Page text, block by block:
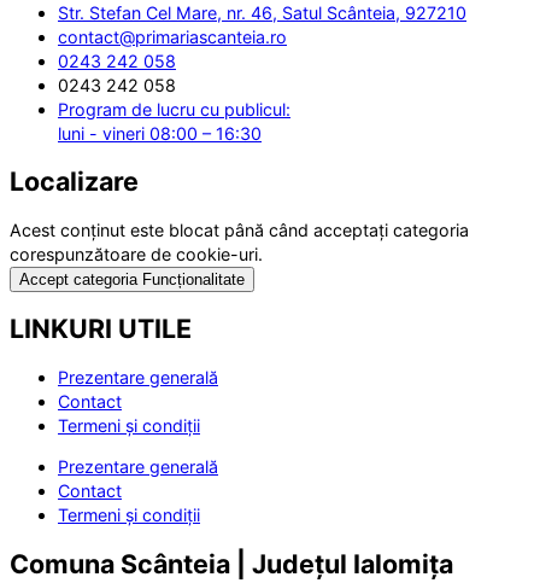
Str. Stefan Cel Mare, nr. 46, Satul Scânteia, 927210
contact@primariascanteia.ro
0243 242 058
0243 242 058
Program de lucru cu publicul:
luni - vineri 08:00 – 16:30
Localizare
Acest conținut este blocat până când acceptați categoria
corespunzătoare de cookie-uri.
Accept categoria Funcționalitate
LINKURI UTILE
Prezentare generală
Contact
Termeni și condiții
Prezentare generală
Contact
Termeni și condiții
Comuna Scânteia | Județul Ialomița